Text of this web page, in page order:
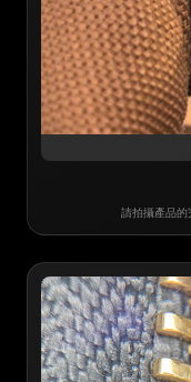
請拍攝產品的